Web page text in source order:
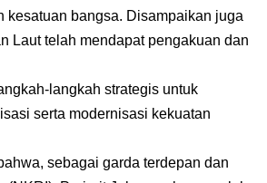
kesatuan bangsa. Disampaikan juga
Laut telah mendapat pengakuan dan
langkah strategis untuk
serta modernisasi kekuatan
sebagai garda terdepan dan